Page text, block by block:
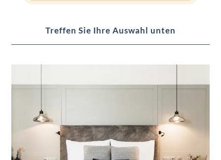
Treffen Sie Ihre Auswahl unten